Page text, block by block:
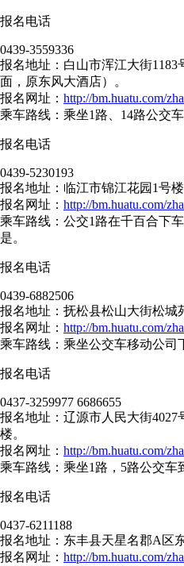
报名电话
0439-3559336
报名地址：白山市浑江大街
面，原东风大酒店）。
报名网址： http://bm.huatu.com/
乘车路线：乘坐1路、14路公交
报名电话
0439-5230193
报名地址：临江市锦江花园1号
报名网址： http://bm.huatu.com/
乘车路线：公交1路在千百合下
是。
报名电话
0439-6882506
报名地址：抚松县松山大街松城
报名网址： http://bm.huatu.com/
乘车路线：乘坐公交车移动公司
报名电话
0437-3259977 6686655
报名地址：辽源市人民大街
楼。
报名网址： http://bm.huatu.com/
乘车路线：乘坐1路，5路公交车
报名电话
0437-6211188
报名地址：东丰县天星名郡A区
报名网址： http://bm.huatu.com/